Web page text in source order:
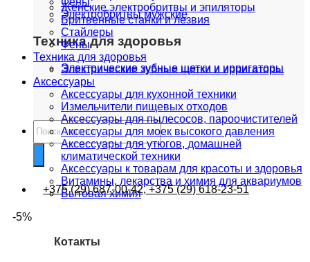
Электробритвы мужские
Техника для здоровья
Электрические зубные щетки и ирригаторы
Поиск
товаров
+375 (29) 687-00-42, +375 (29) 618-23-51
Котакты
Женские электробритвы и эпиляторы
Бритвенные станки и лезвия
Стайлеры
Фены
Техника для здоровья
Электрические зубные щетки и ирригаторы
Аксессуары
Аксессуары для кухонной техники
Измельчители пищевых отходов
Аксессуары для пылесосов, пароочистителей
Аксессуары для моек высокого давления
Аксессуары для утюгов, домашней
климатической техники
Аксессуары к товарам для красоты и здоровья
Витамины, лекарства и химия для аквариумов
Бытовая химия
-5%